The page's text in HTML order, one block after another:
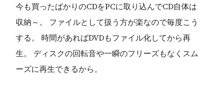
今も買ったばかりのCDをPCに取り込んでCD自体は
収納～。 ファイルとして扱う方が楽なので毎度こう
する。 時間があればDVDもファイル化してから再
生。 ディスクの回転音や一瞬のフリーズもなくスム
ーズに再生できるから。